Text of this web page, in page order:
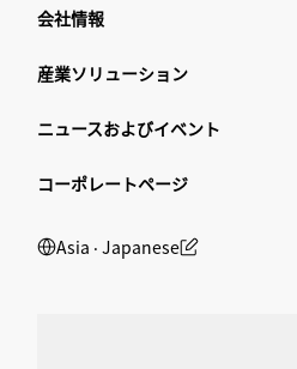
会社情報
産業ソリューション
ニュースおよびイベント
コーポレートページ
Asia ‧ Japanese